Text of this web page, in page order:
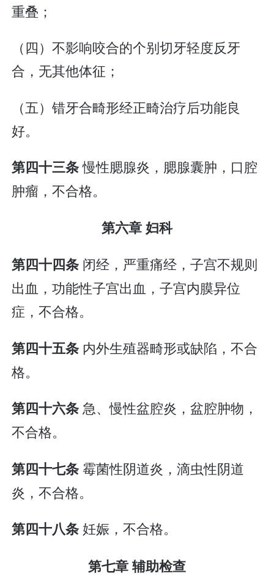
重叠；
（四）不影响咬合的个别切牙轻度反牙
合，无其他体征；
（五）错牙合畸形经正畸治疗后功能良
好。
第四十三条慢性腮腺炎，腮腺囊肿，口腔
肿瘤，不合格。
第六章 妇科
第四十四条 闭经，严重痛经，子宫不规则
出血，功能性子宫出血，子宫内膜异位
症，不合格。
第四十五条 内外生殖器畸形或缺陷，不合
格。
第四十六条急、慢性盆腔炎，盆腔肿物，
不合格。
第四十七条霉菌性阴道炎，滴虫性阴道
炎，不合格。
第四十八条妊娠，不合格。
第七章 辅助检查